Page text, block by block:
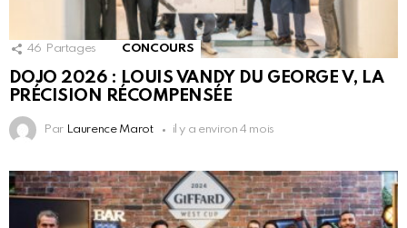
46 Partages CONCOURS
DOJO 2026 : LOUIS VANDY DU GEORGE V, LA
PRÉCISION RÉCOMPENSÉE
Par Laurence Marot il y a environ 4 mois